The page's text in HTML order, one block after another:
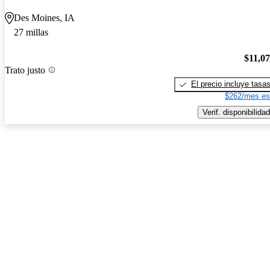
Des Moines, IA
27 millas
Trato justo
El precio incluye tasas
$262/mes
Verif. disponibilidad